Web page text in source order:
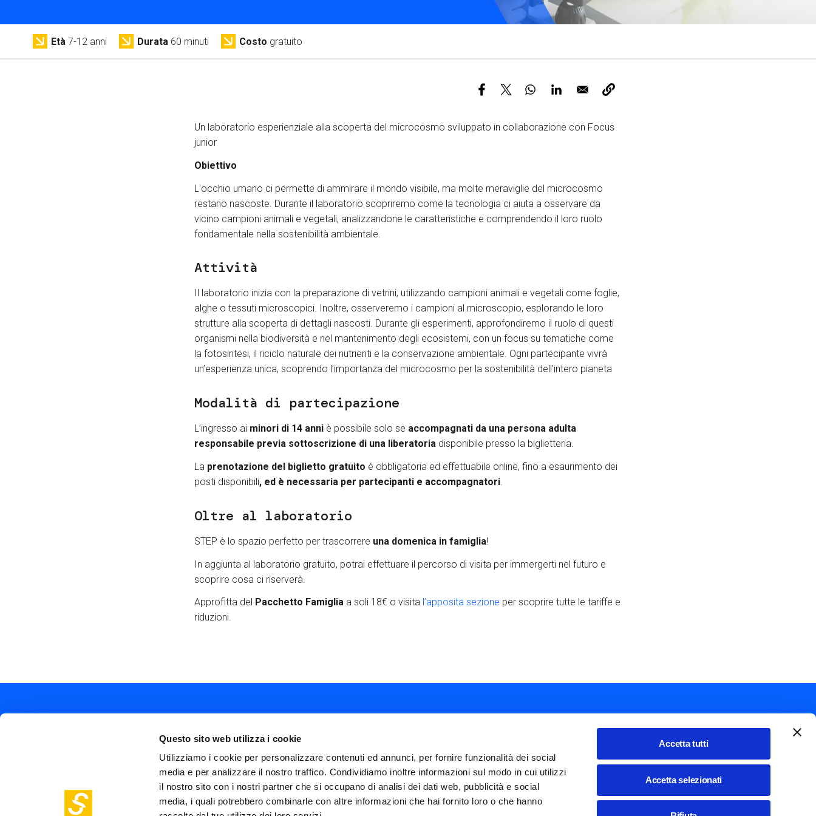
Questo sito web utilizza i cookie
Utilizziamo i cookie per personalizzare contenuti ed annunci, per fornire funzionalità dei social
media e per analizzare il nostro traffico. Condividiamo inoltre informazioni sul modo in cui utilizzi
il nostro sito con i nostri partner che si occupano di analisi dei dati web, pubblicità e social
media, i quali potrebbero combinarle con altre informazioni che hai fornito loro o che hanno
Accetta tutti
Accetta selezionati
Servizi e accessibilità
Contatti
Biglietti
Età 7-12 anni Durata 60 minuti Costo gratuito
Un laboratorio esperienziale alla scoperta del microcosmo sviluppato in collaborazione con Focus
junior
Obiettivo
L'occhio umano ci permette di ammirare il mondo visibile, ma molte meraviglie del microcosmo
restano nascoste. Durante il laboratorio scopriremo come la tecnologia ci aiuta a osservare da
vicino campioni animali e vegetali, analizzandone le caratteristiche e comprendendo il loro ruolo
fondamentale nella sostenibilità ambientale.
Attività
Il laboratorio inizia con la preparazione di vetrini, utilizzando campioni animali e vegetali come foglie,
alghe o tessuti microscopici. Inoltre, osserveremo i campioni al microscopio, esplorando le loro
strutture alla scoperta di dettagli nascosti. Durante gli esperimenti, approfondiremo il ruolo di questi
organismi nella biodiversità e nel mantenimento degli ecosistemi, con un focus su tematiche come
la fotosintesi, il riciclo naturale dei nutrienti e la conservazione ambientale. Ogni partecipante vivrà
un’esperienza unica, scoprendo l’importanza del microcosmo per la sostenibilità dell’intero pianeta
Modalità di partecipazione
L’ingresso ai minori di 14 anni è possibile solo se accompagnati da una persona adulta
responsabile previa sottoscrizione di una liberatoria disponibile presso la biglietteria.
La prenotazione del biglietto gratuito è obbligatoria ed effettuabile online, fino a esaurimento dei
posti disponibili, ed è necessaria per partecipanti e accompagnatori.
Oltre al laboratorio
STEP è lo spazio perfetto per trascorrere una domenica in famiglia!
In aggiunta al laboratorio gratuito, potrai effettuare il percorso di visita per immergerti nel futuro e
scoprire cosa ci riserverà.
Approfitta del Pacchetto Famiglia a soli 18€ o visita l’apposita sezione per scoprire tutte le tariffe e
riduzioni.
info@steptothefuture.it
+39 02 33 020 088
Social
menu
FooterFAQ Termini e condizioni Privacy policy Cookie policy